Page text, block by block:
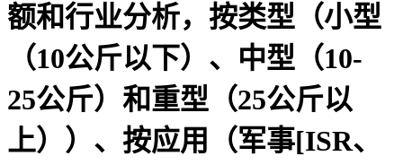
额和行业分析，按类型（小型
（10公斤以下）、中型（10-
25公斤）和重型（25公斤以
上））、按应用（军事[ISR、